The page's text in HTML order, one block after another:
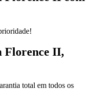
Florence II,
total em todos os